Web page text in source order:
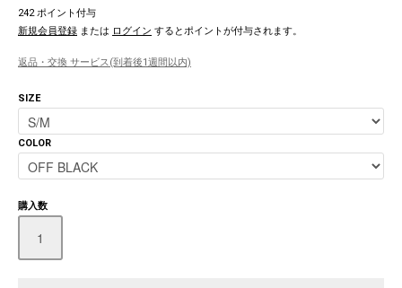
242 ポイント付与
新規会員登録 または ログイン するとポイントが付与されます。
返品・交換 サービス(到着後1週間以内)
SIZE
COLOR
購入数